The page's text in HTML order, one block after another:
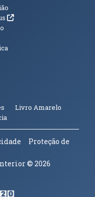
(abre em nova janela)
Livro Amarelo
(abre em nova janela)
Proteção de
© 2026